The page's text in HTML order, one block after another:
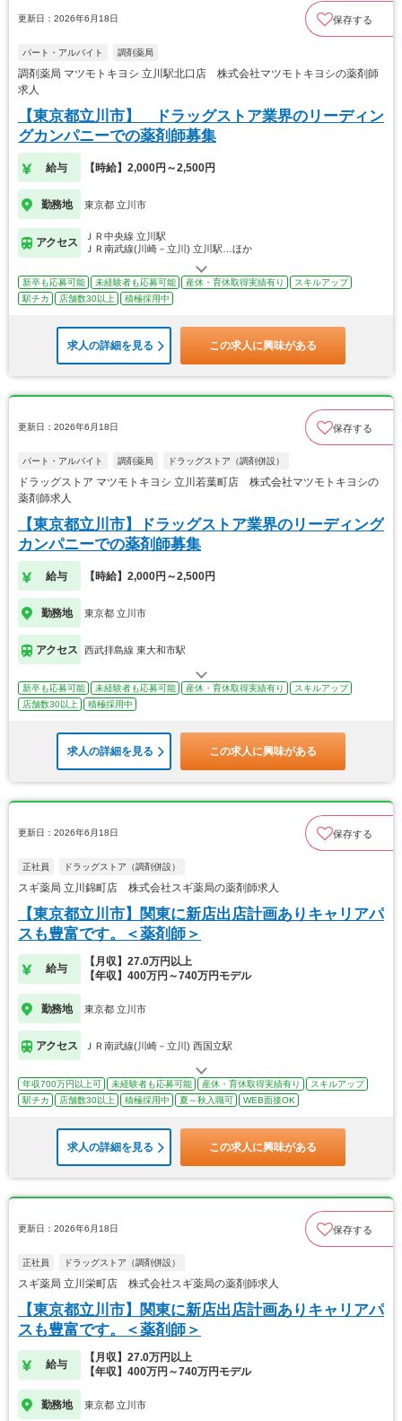
更新日：2026年6月18日 保存する
パート・アルバイト 調剤薬局
調剤薬局 マツモトキヨシ 立川駅北口店 株式会社マツモトキヨシの薬剤師
求人
【東京都立川市】 ドラッグストア業界のリーディン
グカンパニーでの薬剤師募集
給与 【時給】2,000円～2,500円
勤務地 東京都 立川市
アクセス
ＪＲ中央線 立川駅
ＪＲ南武線(川崎－立川) 立川駅…ほか
新卒も応募可能 未経験者も応募可能 産休・育休取得実績有り
スキルアップ
駅チカ
店舗数30以上 積極採用中
求人の詳細を見る この求人に興味がある
更新日：2026年6月18日 保存する
パート・アルバイト 調剤薬局 ドラッグストア（調剤併設）
ドラッグストア マツモトキヨシ 立川若葉町店 株式会社マツモトキヨシの
薬剤師求人
【東京都立川市】ドラッグストア業界のリーディング
カンパニーでの薬剤師募集
給与 【時給】2,000円～2,500円
勤務地 東京都 立川市
アクセス 西武拝島線 東大和市駅
新卒も応募可能 未経験者も応募可能 産休・育休取得実績有り
スキルアップ
店舗数30以上
積極採用中
求人の詳細を見る この求人に興味がある
更新日：2026年6月18日 保存する
正社員 ドラッグストア（調剤併設）
スギ薬局 立川錦町店 株式会社スギ薬局の薬剤師求人
【東京都立川市】関東に新店出店計画ありキャリアパ
スも豊富です。＜薬剤師＞
給与
【月収】27.0万円以上
【年収】400万円～740万円モデル
勤務地 東京都 立川市
アクセス ＪＲ南武線(川崎－立川) 西国立駅
年収700万円以上可 未経験者も応募可能 産休・育休取得実績有り
スキルアップ
駅チカ
店舗数30以上 積極採用中 夏～秋入職可 WEB面接OK
求人の詳細を見る この求人に興味がある
更新日：2026年6月18日 保存する
正社員 ドラッグストア（調剤併設）
スギ薬局 立川栄町店 株式会社スギ薬局の薬剤師求人
【東京都立川市】関東に新店出店計画ありキャリアパ
スも豊富です。＜薬剤師＞
給与
【月収】27.0万円以上
【年収】400万円～740万円モデル
勤務地 東京都 立川市